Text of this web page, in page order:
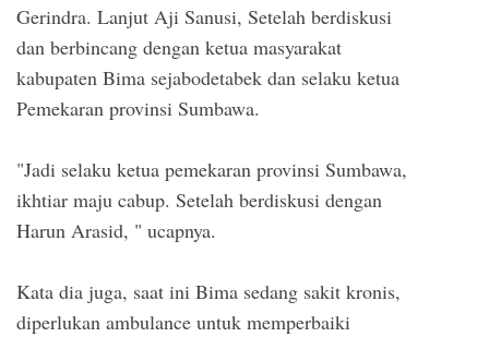
Gerindra. Lanjut Aji Sanusi, Setelah berdiskusi
dan berbincang dengan ketua masyarakat
kabupaten Bima sejabodetabek dan selaku ketua
Pemekaran provinsi Sumbawa.
"Jadi selaku ketua pemekaran provinsi Sumbawa,
ikhtiar maju cabup. Setelah berdiskusi dengan
Harun Arasid, " ucapnya.
Kata dia juga, saat ini Bima sedang sakit kronis,
diperlukan ambulance untuk memperbaiki